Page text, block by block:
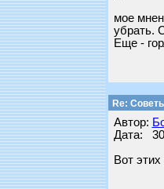
мое
убрать.
Еще -
Re:
Автор:
Дата:
Вот